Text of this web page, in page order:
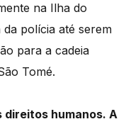
na Ilha do
polícia até serem
para a cadeia
Tomé.
direitos humanos. A